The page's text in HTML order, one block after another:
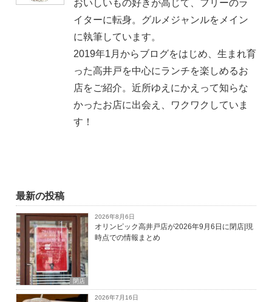
おいしいもの好きが高じて、フリーのラ
イターに転身。グルメジャンルをメイン
に執筆しています。
2019年1月からブログをはじめ、生まれ育
った高井戸を中心にランチを楽しめるお
店をご紹介。近所ゆえにかえって知らな
かったお店に出会え、ワクワクしていま
す！
最新の投稿
閉店
2026年8月6日
オリンピック高井戸店が2026年9月6日に閉店|現
時点での情報まとめ
2026年7月16日